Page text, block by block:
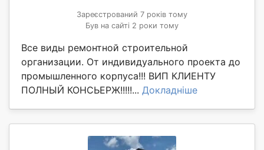
Зареєстрований 7 років тому
Був на сайті 2 роки тому
Все виды ремонтной строительной
организации. От индивидуального проекта до
промышленного корпуса!!! ВИП КЛИЕНТУ
ПОЛНЫЙ КОНСЬЕРЖ!!!!!... Докладніше